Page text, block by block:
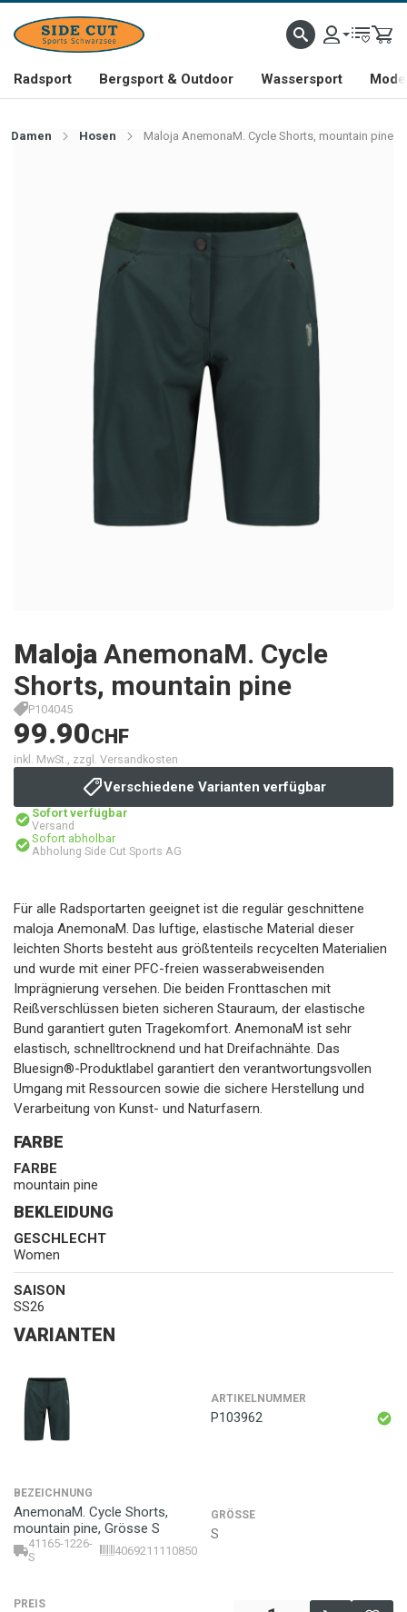
Radsport Bergsport & Outdoor Wassersport
Damen Hosen Maloja AnemonaM. Cycle Shorts, mountain pine
Maloja AnemonaM. Cycle
Shorts, mountain pine
P104045
99.90CHF
inkl. MwSt., zzgl. Versandkosten
Verschiedene Varianten verfügbar
Sofort verfügbar
Versand
Sofort abholbar
Abholung Side Cut Sports AG
Für alle Radsportarten geeignet ist die regulär geschnittene
maloja AnemonaM. Das luftige, elastische Material dieser
leichten Shorts besteht aus größtenteils recycelten Materialien
und wurde mit einer PFC-freien wasserabweisenden
Imprägnierung versehen. Die beiden Fronttaschen mit
Reißverschlüssen bieten sicheren Stauraum, der elastische
Bund garantiert guten Tragekomfort. AnemonaM ist sehr
elastisch, schnelltrocknend und hat Dreifachnähte. Das
Bluesign®-Produktlabel garantiert den verantwortungsvollen
Umgang mit Ressourcen sowie die sichere Herstellung und
Verarbeitung von Kunst- und Naturfasern.
FARBE
FARBE
mountain pine
BEKLEIDUNG
GESCHLECHT
Women
SAISON
SS26
VARIANTEN
ARTIKELNUMMER
P103962
BEZEICHNUNG
AnemonaM. Cycle Shorts,
mountain pine, Grösse S
41165-1226-
S
4069211110850
GRÖSSE
S
PREIS